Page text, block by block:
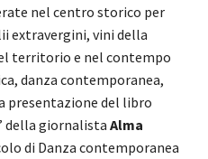
nel centro storico per
extravergini, vini della
territorio e nel contempo
danza contemporanea,
presentazione del libro
della giornalista Alma
di Danza contemporanea